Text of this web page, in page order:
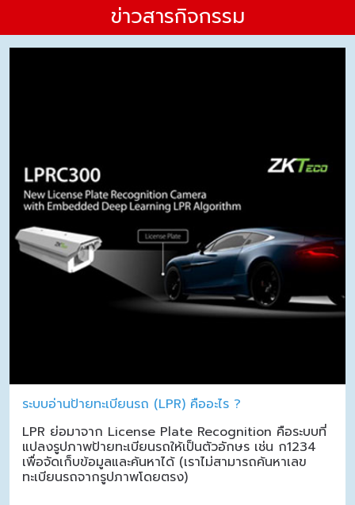
ข่าวสารกิจกรรม
ระบบอ่านป้ายทะเบียนรถ (LPR) คืออะไร ?
LPR ย่อมาจาก License Plate Recognition คือระบบที่
แปลงรูปภาพป้ายทะเบียนรถให้เป็นตัวอักษร เช่น ก1234
เพื่อจัดเก็บข้อมูลและค้นหาได้ (เราไม่สามารถค้นหาเลข
ทะเบียนรถจากรูปภาพโดยตรง)